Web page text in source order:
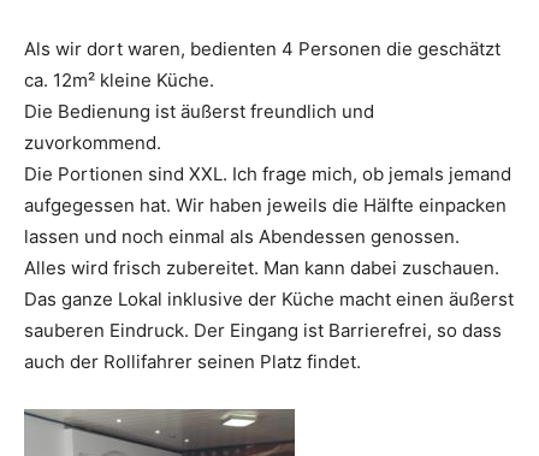
Als wir dort waren, bedienten 4 Personen die geschätzt
ca. 12m² kleine Küche.
Die Bedienung ist äußerst freundlich und
zuvorkommend.
Die Portionen sind XXL. Ich frage mich, ob jemals jemand
aufgegessen hat. Wir haben jeweils die Hälfte einpacken
lassen und noch einmal als Abendessen genossen.
Alles wird frisch zubereitet. Man kann dabei zuschauen.
Das ganze Lokal inklusive der Küche macht einen äußerst
sauberen Eindruck. Der Eingang ist Barrierefrei, so dass
auch der Rollifahrer seinen Platz findet.